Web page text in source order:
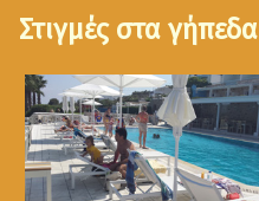
Στιγμές στα γήπεδα